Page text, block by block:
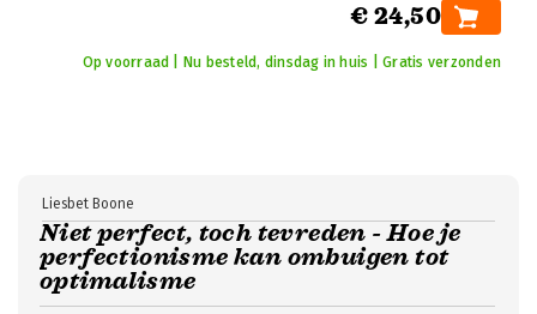
€ 24,50
Op voorraad | Nu besteld, dinsdag in huis | Gratis verzonden
Niet perfect, toch tevreden - Hoe je
perfectionisme kan ombuigen tot
optimalisme
Liesbet Boone